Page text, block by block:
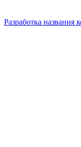
Разработка названия